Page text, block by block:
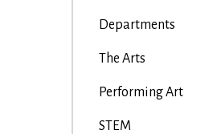
Departments
The Arts
Performing Art
STEM